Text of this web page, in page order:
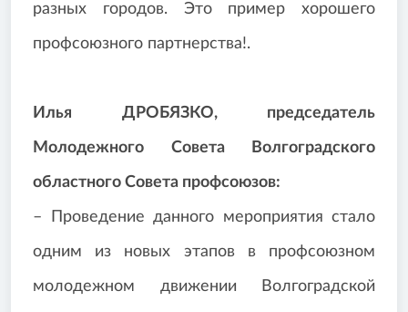
разных городов. Это пример хорошего
профсоюзного партнерства!.
Илья ДРОБЯЗКО, председатель
Молодежного Совета Волгоградского
областного Совета профсоюзов:
– Проведение данного мероприятия стало
одним из новых этапов в профсоюзном
молодежном движении Волгоградской